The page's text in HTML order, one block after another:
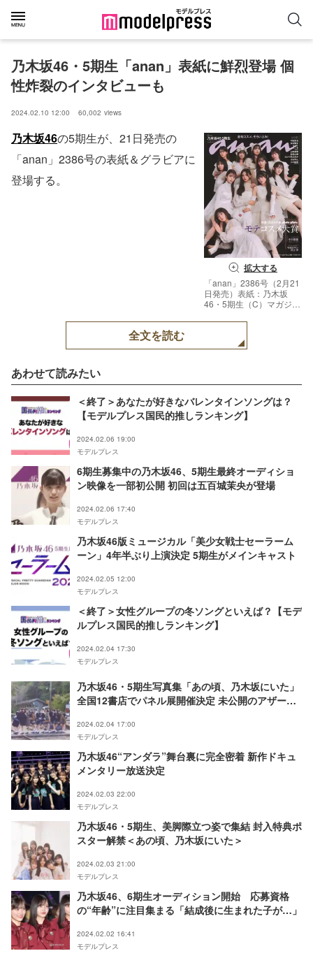
乃木坂46・5期生「anan」表紙に鮮烈登場 個
性炸裂のインタビューも
2024.02.10 12:00 60,002 views
拡大する
「anan」2386号（2月21
日発売）表紙：乃木坂
46・5期生（C）マガジン
乃木坂46の5期生が、21日発売の
「anan」2386号の表紙＆グラビアに
登場する。
全文を読む
あわせて読みたい
＜終了＞あなたが好きなバレンタインソングは？
【モデルプレス国民的推しランキング】
2024.02.06 19:00
モデルプレス
6期生募集中の乃木坂46、5期生最終オーディショ
ン映像を一部初公開 初回は五百城茉央が登場
2024.02.06 17:40
モデルプレス
乃木坂46版ミュージカル「美少女戦士セーラーム
ーン」4年半ぶり上演決定 5期生がメインキャスト
2024.02.05 12:00
モデルプレス
＜終了＞女性グループの冬ソングといえば？【モデ
ルプレス国民的推しランキング】
2024.02.04 17:30
モデルプレス
乃木坂46・5期生写真集「あの頃、乃木坂にいた」
全国12書店でパネル展開催決定 未公開のアザーカ
2024.02.04 17:00
モデルプレス
乃木坂46“アンダラ”舞台裏に完全密着 新作ドキュ
メンタリー放送決定
2024.02.03 22:00
モデルプレス
乃木坂46・5期生、美脚際立つ姿で集結 封入特典ポ
スター解禁＜あの頃、乃木坂にいた＞
2024.02.03 21:00
モデルプレス
乃木坂46、6期生オーディション開始 応募資格
の“年齢”に注目集まる「結成後に生まれた子が…」
2024.02.02 16:41
モデルプレス